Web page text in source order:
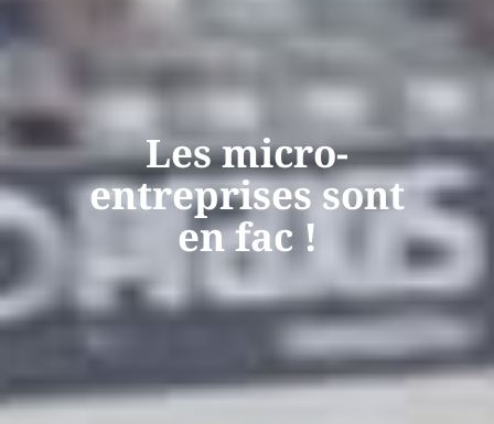
Les micro-
entreprises sont
en fac !